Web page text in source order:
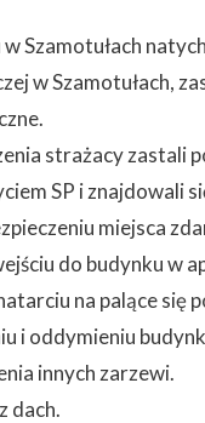
Szamotułach
w Szamotułach,
strażacy zastali
SP i znajdowali
miejsca
do budynku w
na palące się
i oddymieniu
innych zarzewi.
dach.